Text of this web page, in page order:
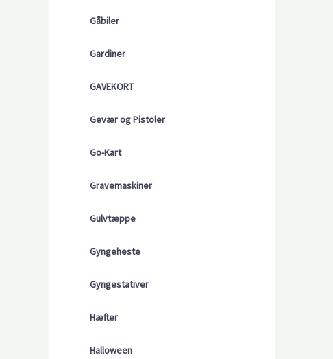
Gåbiler
Gardiner
GAVEKORT
Gevær og Pistoler
Go-Kart
Gravemaskiner
Gulvtæppe
Gyngeheste
Gyngestativer
Hæfter
Halloween